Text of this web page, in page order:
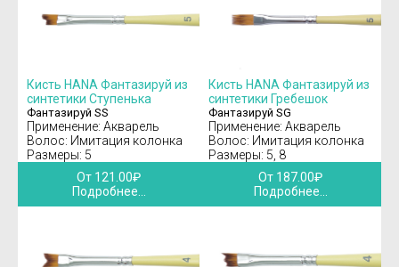
Кисть HANA Фантазируй из
синтетики Cтупенька
Фантазируй SS
Применение: Акварель
Волос: Имитация колонка
Размеры: 5
От 121.00₽
Подробнее...
Кисть HANA Фантазируй из
синтетики Гребешок
Фантазируй SG
Применение: Акварель
Волос: Имитация колонка
Размеры: 5, 8
От 187.00₽
Подробнее...